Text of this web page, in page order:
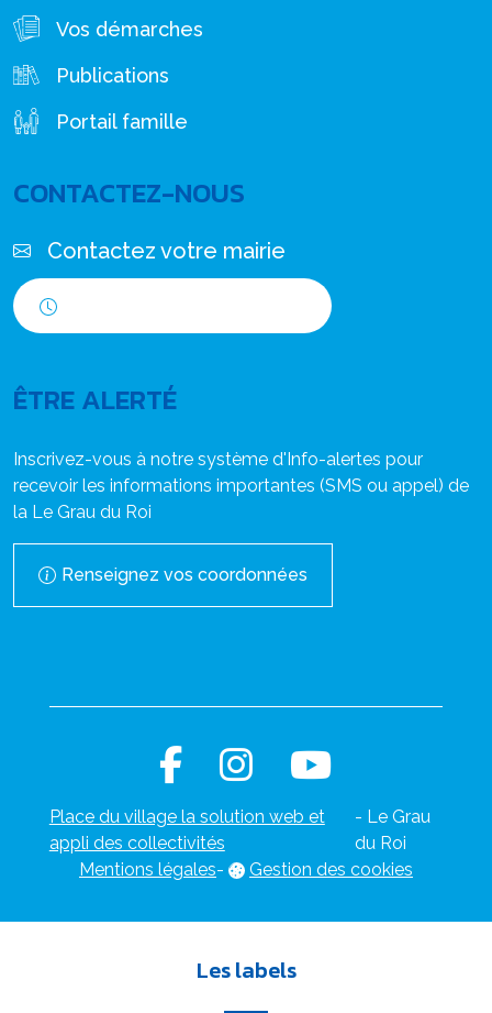
Vos démarches
Publications
Portail famille
CONTACTEZ-NOUS
Contactez votre mairie
ÊTRE ALERTÉ
Inscrivez-vous à notre système d'Info-alertes pour
recevoir les informations importantes (SMS ou appel) de
la Le Grau du Roi
Renseignez vos coordonnées
Place du village la solution web et
appli des collectivités
- Le Grau
du Roi
Mentions légales- Gestion des cookies
Les labels